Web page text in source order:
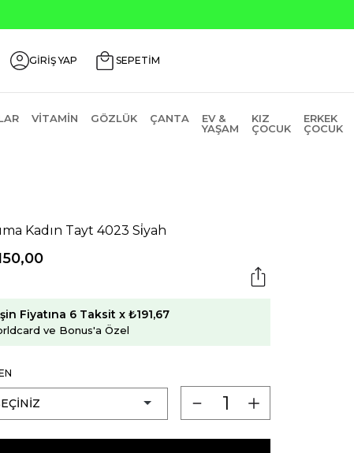
Üzeri ₺200 İndirim Kodu: AGUSTOS200
GİRİŞ YAP SEPETİM
VITAMIN GÖZLÜK ÇANTA
EV &
YAŞAM
KIZ
ÇOCUK
ERKEK
ÇOCUK
Kadın Tayt 4023 Si̇yah
Fiyatına 6 Taksit x ₺191,67
ve Bonus'a Özel